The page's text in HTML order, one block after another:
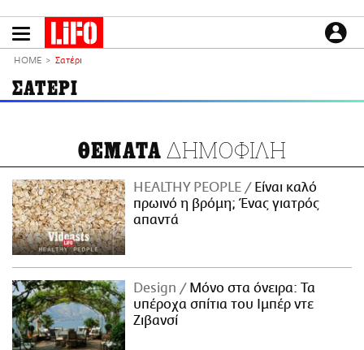
το
LIFO SHOP
NEWSLETTER
ΜΙΚΡΟΠΡΑΓΜΑΤΑ
THE GOOD LIFO
LIFOLAND
ΕΙΔΗΣΕΙΣ
CULTURE
PODCASTS
Plus
HOME Σατέρι
ΣΑΤΕΡΙ
ΘΕΜΑΤΑ ΔΗΜΟΦΙΛΗ
HEALTHY PEOPLE
Είναι καλό
πρωινό η βρόμη; Ένας γιατρός
απαντά
Design
Μόνο στα όνειρα: Τα
υπέροχα σπίτια του Ιμπέρ ντε
Ζιβανσί